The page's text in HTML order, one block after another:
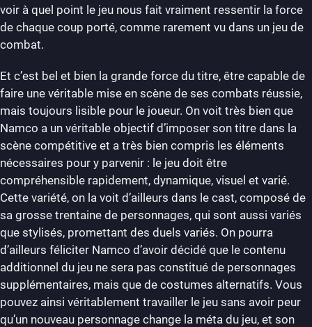
voir à quel point le jeu nous fait vraiment ressentir la force
de chaque coup porté, comme rarement vu dans un jeu de
combat.
Et c’est bel et bien la grande force du titre, être capable de
faire une véritable mise en scène de ses combats réussie,
mais toujours lisible pour le joueur. On voit très bien que
Namco a un véritable objectif d’imposer son titre dans la
scène compétitive et a très bien compris les éléments
nécessaires pour y parvenir : le jeu doit être
compréhensible rapidement, dynamique, visuel et varié.
Cette variété, on la voit d’ailleurs dans le cast, composé de
sa grosse trentaine de personnages, qui sont aussi variés
que stylisés, promettant des duels variés. On pourra
d’ailleurs féliciter Namco d’avoir décidé que le contenu
additionnel du jeu ne sera pas constitué de personnages
supplémentaires, mais que de costumes alternatifs. Vous
pouvez ainsi véritablement travailler le jeu sans avoir peur
qu’un nouveau personnage change la méta du jeu, et son